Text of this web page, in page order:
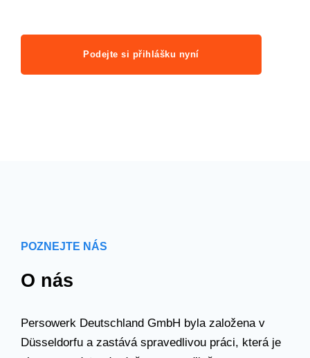
Podejte si přihlášku nyní
POZNEJTE NÁS
O nás
Persowerk Deutschland GmbH byla založena v
Düsseldorfu a zastává spravedlivou práci, která je